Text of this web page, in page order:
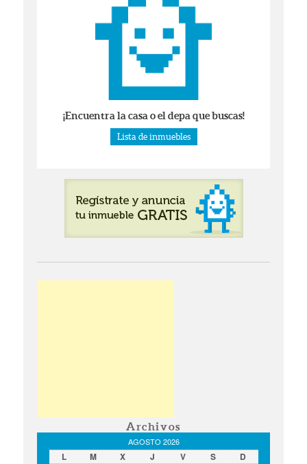
¡Encuentra la casa o el depa que buscas!
Lista de inmuebles
Archivos
AGOSTO 2026
L M X J V S D